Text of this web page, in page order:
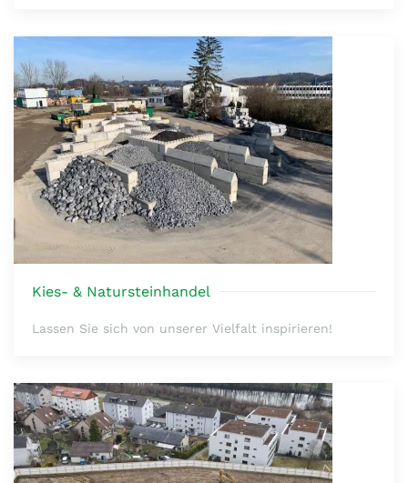
Kies- & Natursteinhandel
Lassen Sie sich von unserer Vielfalt inspirieren!